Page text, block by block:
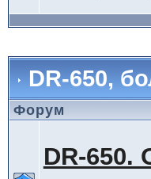
DR-650,
Форум
DR-650.